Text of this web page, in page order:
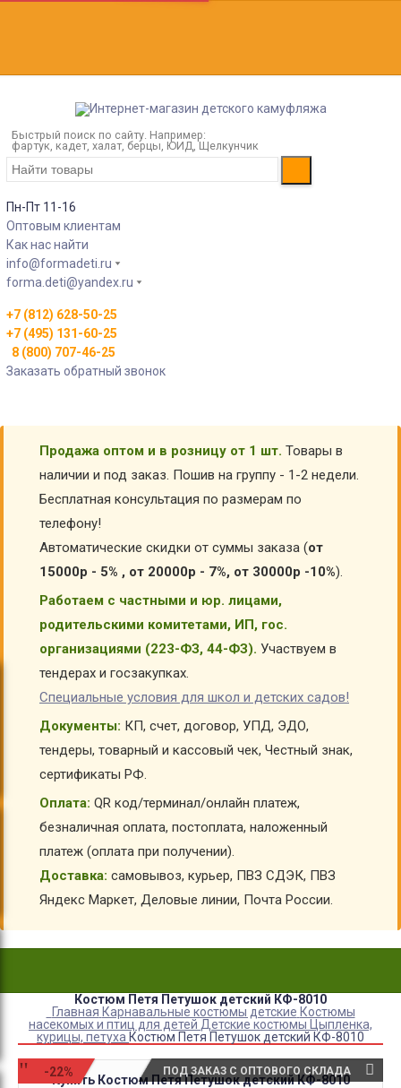
Быстрый поиск по сайту. Например:
фартук, кадет, халат, берцы, ЮИД, Щелкунчик
Пн-Пт 11-16
Оптовым клиентам
Как нас найти
info@formadeti.ru
forma.deti@yandex.ru
+7 (812) 628-50-25
+7 (495) 131-60-25
8 (800) 707-46-25
Заказать обратный звонок
Продажа оптом и в розницу от 1 шт. Товары в
наличии и под заказ. Пошив на группу - 1-2 недели.
Бесплатная консультация по размерам по
телефону!
Автоматические скидки от суммы заказа (от
15000р - 5% , от 20000р - 7%, от 30000р -10%).
Работаем с частными и юр. лицами,
родительскими комитетами, ИП, гос.
организациями (223-ФЗ, 44-ФЗ). Участвуем в
тендерах и госзакупках.
Специальные условия для школ и детских садов!
Документы: КП, счет, договор, УПД, ЭДО,
тендеры, товарный и кассовый чек, Честный знак,
сертификаты РФ.
Оплата: QR код/терминал/онлайн платеж,
безналичная оплата, постоплата, наложенный
платеж (оплата при получении).
Доставка: самовывоз, курьер, ПВЗ СДЭК, ПВЗ
Яндекс Маркет, Деловые линии, Почта России.
Костюм Петя Петушок детский КФ-8010
Главная Карнавальные костюмы детские Костюмы
насекомых и птиц для детей Детские костюмы Цыпленка,
курицы, петуха Костюм Петя Петушок детский КФ-8010
-22% ПОД ЗАКАЗ С ОПТОВОГО СКЛАДА
Купить Костюм Петя Петушок детский КФ-8010